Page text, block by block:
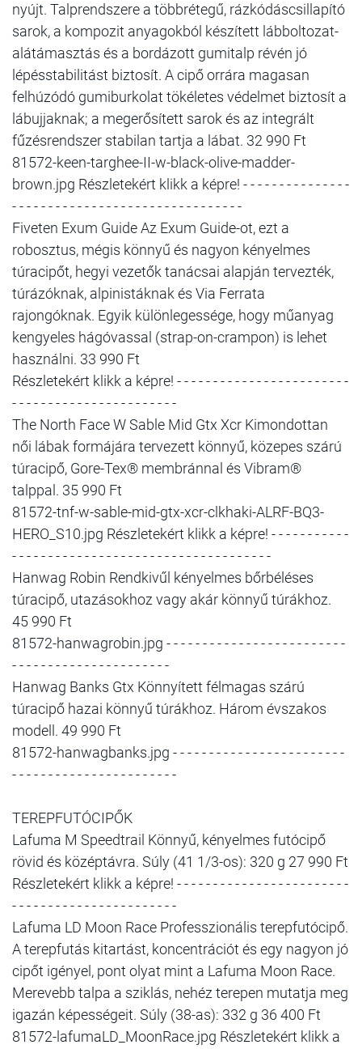
nyújt. Talprendszere a többrétegű, rázkódáscsillapító
sarok, a kompozit anyagokból készített lábboltozat-
alátámasztás és a bordázott gumitalp révén jó
lépésstabilitást biztosít. A cipő orrára magasan
felhúzódó gumiburkolat tökéletes védelmet biztosít a
lábujjaknak; a megerősített sarok és az integrált
fűzésrendszer stabilan tartja a lábat. 32 990 Ft
81572-keen-targhee-II-w-black-olive-madder-
brown.jpg Részletekért klikk a képre! - - - - - - - - - - - - - - -
- - - - - - - - - - - - - - - - - - - - - - - - - - - - - - - -
Fiveten Exum Guide Az Exum Guide-ot, ezt a
robosztus, mégis könnyű és nagyon kényelmes
túracipőt, hegyi vezetők tanácsai alapján tervezték,
túrázóknak, alpinistáknak és Via Ferrata
rajongóknak. Egyik különlegessége, hogy műanyag
kengyeles hágóvassal (strap-on-crampon) is lehet
használni. 33 990 Ft
Részletekért klikk a képre! - - - - - - - - - - - - - - - - - - - - - - - -
- - - - - - - - - - - - - - - - - - - - - - -
The North Face W Sable Mid Gtx Xcr Kimondottan
női lábak formájára tervezett könnyű, közepes szárú
túracipő, Gore-Tex® membránnal és Vibram®
talppal. 35 990 Ft
81572-tnf-w-sable-mid-gtx-xcr-clkhaki-ALRF-BQ3-
HERO_S10.jpg Részletekért klikk a képre! - - - - - - - - - - -
- - - - - - - - - - - - - - - - - - - - - - - - - - - - - - - - - - - -
Hanwag Robin Rendkivűl kényelmes bőrbéléses
túracipő, utazásokhoz vagy akár könnyű túrákhoz.
45 990 Ft
81572-hanwagrobin.jpg - - - - - - - - - - - - - - - - - - - - - - - - -
- - - - - - - - - - - - - - - - - - - - - -
Hanwag Banks Gtx Könnyített félmagas szárú
túracipő hazai könnyű túrákhoz. Három évszakos
modell. 49 990 Ft
81572-hanwagbanks.jpg - - - - - - - - - - - - - - - - - - - - - - - -
- - - - - - - - - - - - - - - - - - - - - - -
TEREPFUTÓCIPŐK
Lafuma M Speedtrail Könnyű, kényelmes futócipő
rövid és középtávra. Súly (41 1/3-os): 320 g 27 990 Ft
Részletekért klikk a képre! - - - - - - - - - - - - - - - - - - - - - - - -
- - - - - - - - - - - - - - - - - - - - - - -
Lafuma LD Moon Race Professzionális terepfutócipő.
A terepfutás kitartást, koncentrációt és egy nagyon jó
cipőt igényel, pont olyat mint a Lafuma Moon Race.
Merevebb talpa a sziklás, nehéz terepen mutatja meg
igazán képességeit. Súly (38-as): 332 g 36 400 Ft
81572-lafumaLD_MoonRace.jpg Részletekért klikk a